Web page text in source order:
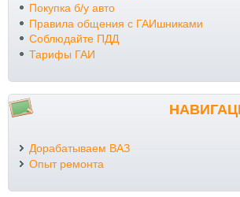
Покупка б/у авто
Правила общения с ГАИшниками
Соблюдайте ПДД
Тарифы ГАИ
Дорабатываем ВАЗ
Опыт ремонта